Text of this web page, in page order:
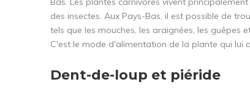
des insectes. Aux Pays-Bas, il est possible de
tels que les mouches, les araignées, les guêpes
C'est le mode d'alimentation de la plante qui lui
Dent-de-loup et piéride